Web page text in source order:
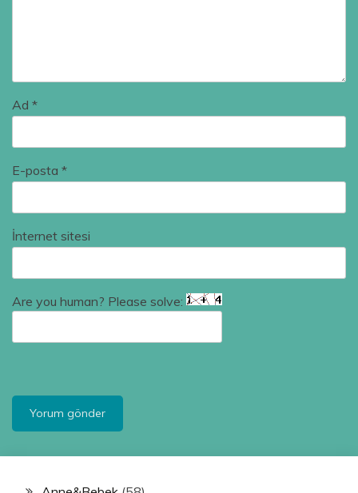
Ad *
E-posta *
İnternet sitesi
Are you human? Please solve: